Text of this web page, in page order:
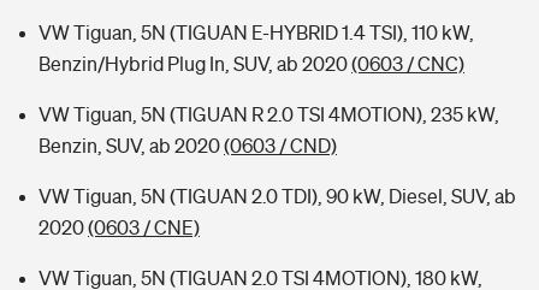
VW Tiguan, 5N (TIGUAN E-HYBRID 1.4 TSI), 110 kW,
Benzin/Hybrid Plug In, SUV, ab 2020(0603 / CNC)
VW Tiguan, 5N (TIGUAN R 2.0 TSI 4MOTION), 235 kW,
Benzin, SUV, ab 2020(0603 / CND)
VW Tiguan, 5N (TIGUAN 2.0 TDI), 90 kW, Diesel, SUV, ab
2020(0603 / CNE)
VW Tiguan, 5N (TIGUAN 2.0 TSI 4MOTION), 180 kW,